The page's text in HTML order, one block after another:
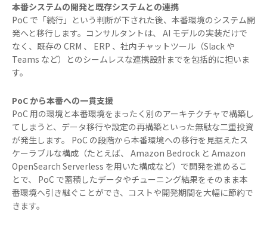
本番システムの開発と既存システムとの連携
PoC で「続行」という判断が下された後、本番環境のシステム開
発へと移行します。コンサルタントは、 AI モデルの実装だけで
なく、既存の CRM 、 ERP 、社内チャットツール（Slack や
Teams など）とのシームレスな連携設計までを包括的に担いま
す。
PoC から本番への一貫支援
PoC 用の環境と本番環境をまったく別のアーキテクチャで構築し
てしまうと、データ移行や設定の再構築といった無駄な二重投資
が発生します。 PoC の段階から本番環境への移行を見据えたス
ケーラブルな構成（たとえば、 Amazon Bedrock と Amazon
OpenSearch Serverless を用いた構成など）で開発を進めるこ
とで、 PoC で蓄積したデータやチューニング結果をそのまま本
番環境へ引き継ぐことができ、コストや開発期間を大幅に節約で
きます。